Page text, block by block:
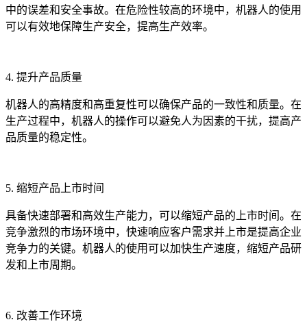
中的误差和安全事故。在危险性较高的环境中，机器人的使用
可以有效地保障生产安全，提高生产效率。
4. 提升产品质量
机器人的高精度和高重复性可以确保产品的一致性和质量。在
生产过程中，机器人的操作可以避免人为因素的干扰，提高产
品质量的稳定性。
5. 缩短产品上市时间
具备快速部署和高效生产能力，可以缩短产品的上市时间。在
竞争激烈的市场环境中，快速响应客户需求并上市是提高企业
竞争力的关键。机器人的使用可以加快生产速度，缩短产品研
发和上市周期。
6. 改善工作环境